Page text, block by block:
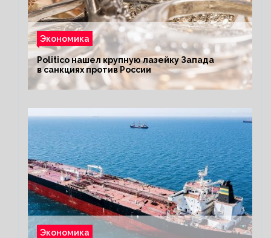
Экономика
Politico нашел крупную лазейку Запада
в санкциях против России
Экономика